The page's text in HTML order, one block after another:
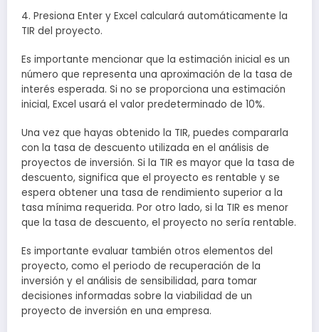
4. Presiona Enter y Excel calculará automáticamente la
TIR del proyecto.
Es importante mencionar que la estimación inicial es un
número que representa una aproximación de la tasa de
interés esperada. Si no se proporciona una estimación
inicial, Excel usará el valor predeterminado de 10%.
Una vez que hayas obtenido la TIR, puedes compararla
con la tasa de descuento utilizada en el análisis de
proyectos de inversión. Si la TIR es mayor que la tasa de
descuento, significa que el proyecto es rentable y se
espera obtener una tasa de rendimiento superior a la
tasa mínima requerida. Por otro lado, si la TIR es menor
que la tasa de descuento, el proyecto no sería rentable.
Es importante evaluar también otros elementos del
proyecto, como el periodo de recuperación de la
inversión y el análisis de sensibilidad, para tomar
decisiones informadas sobre la viabilidad de un
proyecto de inversión en una empresa.